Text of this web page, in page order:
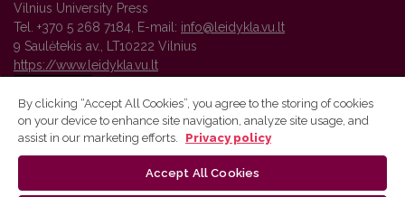
Vilnius University Press
Tel. +370 5 268 7184, E-mail: info@leidykla.vu.lt
9 Saulėtekis av., LT10222 Vilnius
https://www.leidykla.vu.lt
Vilnius University Press platform and metadata are distributed by
By clicking “Accept All Cookies”, you agree to the storing of cookies
on your device to enhance site navigation, analyze site usage, and
assist in our marketing efforts.
Privacy policy
Accept All Cookies